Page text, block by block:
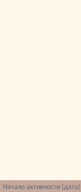
Начало активности